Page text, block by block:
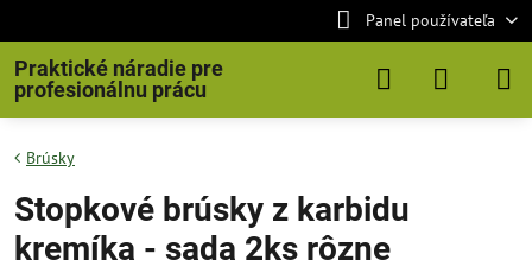
Panel používateľa
Praktické náradie pre
profesionálnu prácu
Brúsky
Stopkové brúsky z karbidu
kremíka - sada 2ks rôzne